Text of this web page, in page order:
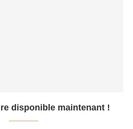
disponible maintenant !